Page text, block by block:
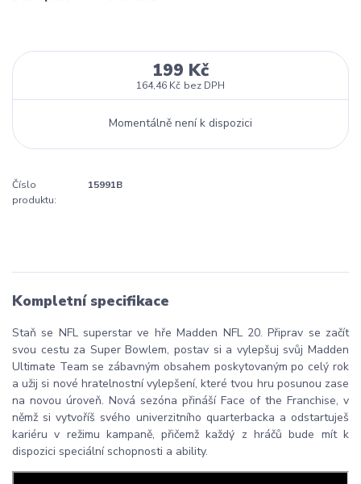
199 Kč
164,46 Kč bez DPH
Momentálně není k dispozici
Číslo
produktu:
15991B
Kompletní specifikace
Staň se NFL superstar ve hře Madden NFL 20. Připrav se začít
svou cestu za Super Bowlem, postav si a vylepšuj svůj Madden
Ultimate Team se zábavným obsahem poskytovaným po celý rok
a užij si nové hratelnostní vylepšení, které tvou hru posunou zase
na novou úroveň. Nová sezóna přináší Face of the Franchise, v
němž si vytvoříš svého univerzitního quarterbacka a odstartuješ
kariéru v režimu kampaně, přičemž každý z hráčů bude mít k
dispozici speciální schopnosti a ability.